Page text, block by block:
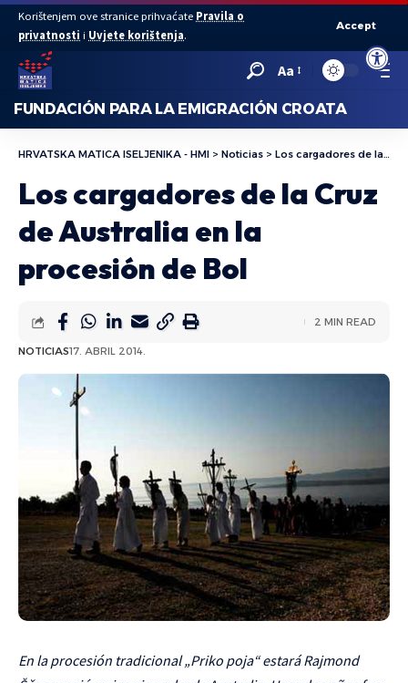
Abrir
Korištenjem ove stranice prihvaćate Pravila o
privatnosti i Uvjete korištenja.
Accept
Aa
FUNDACIÓN PARA LA EMIGRACIÓN CROATA
HRVATSKA MATICA ISELJENIKA - HMI > Noticias > Los cargadores de la Cruz de Australia en la procesión de Bol
Los cargadores de la Cruz
de Australia en la
procesión de Bol
NOTICIAS17. ABRIL 2014.
2 MIN READ
En la procesión tradicional „Priko poja“ estará Rajmond